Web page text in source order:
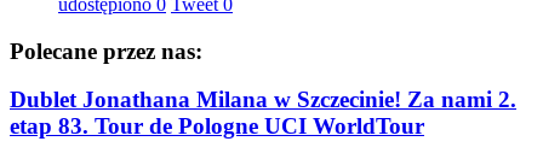
udostępiono 0 Tweet 0
Polecane przez nas:
Dublet Jonathana Milana w Szczecinie! Za nami 2.
etap 83. Tour de Pologne UCI WorldTour